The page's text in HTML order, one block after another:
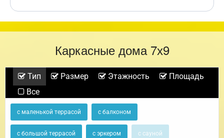
Каркасные дома 7х9
Тип Размер Этажность
Площадь
Все
с маленькой террасой с балконом
с большой террасой с эркером с сауной